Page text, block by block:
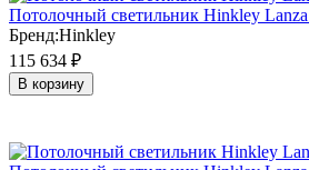
Потолочный светильник Hinkley
Бренд:Hinkley
115 634 ₽
В корзину